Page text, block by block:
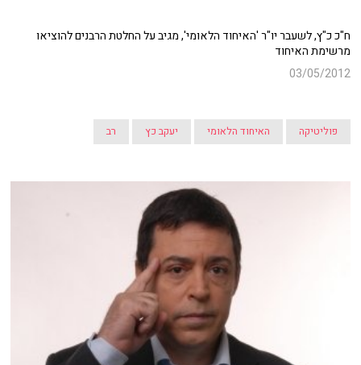
ח"כ כ"ץ, לשעבר יו"ר 'האיחוד הלאומי', מגיב על החלטת הרבנים להוציאו
מרשימת האיחוד
03/05/2012
פוליטיקה האיחוד הלאומי יעקב כץ רב